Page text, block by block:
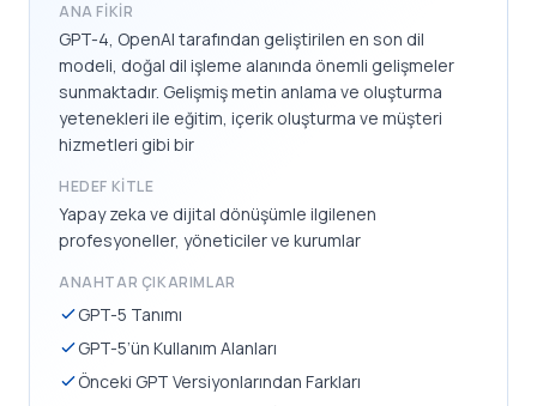
ANA FIKIR
GPT-4, OpenAI tarafından geliştirilen en son dil
modeli, doğal dil işleme alanında önemli gelişmeler
sunmaktadır. Gelişmiş metin anlama ve oluşturma
yetenekleri ile eğitim, içerik oluşturma ve müşteri
hizmetleri gibi bir
HEDEF KITLE
Yapay zeka ve dijital dönüşümle ilgilenen
profesyoneller, yöneticiler ve kurumlar
ANAHTAR ÇIKARIMLAR
GPT-5 Tanımı
GPT-5’ün Kullanım Alanları
Önceki GPT Versiyonlarından Farkları